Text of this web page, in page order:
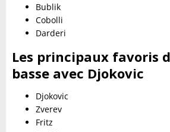
Bublik
Cobolli
Darderi
Les principaux favoris
basse avec Djokovic
Djokovic
Zverev
Fritz